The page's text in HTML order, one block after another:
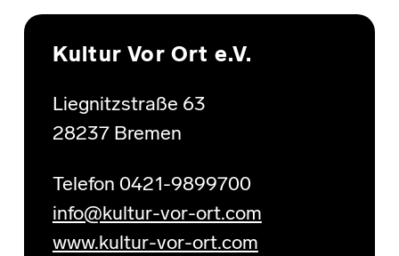
Skip back to main navigation
Kultur Vor Ort e.V.
Liegnitzstraße 63
28237 Bremen
Telefon 0421-9899700
info@kultur-vor-ort.com
www.kultur-vor-ort.com